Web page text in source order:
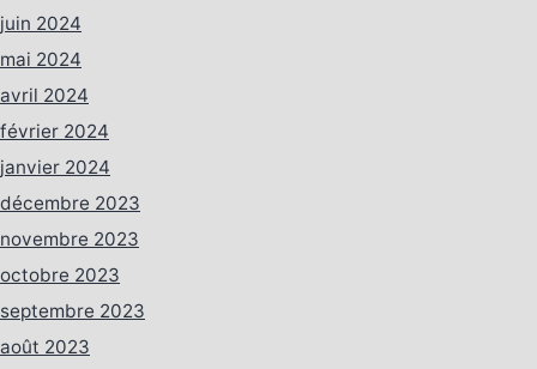
juin 2024
mai 2024
avril 2024
février 2024
janvier 2024
décembre 2023
novembre 2023
octobre 2023
septembre 2023
août 2023